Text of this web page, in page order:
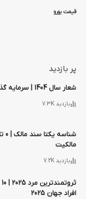
قیمت یورو
پر بازدید
شعار سال 1404 | سرمایه گذاری برای تولید
بازدید 7.3K
مالکیت
بازدید 7.2K
افراد جهان 2025